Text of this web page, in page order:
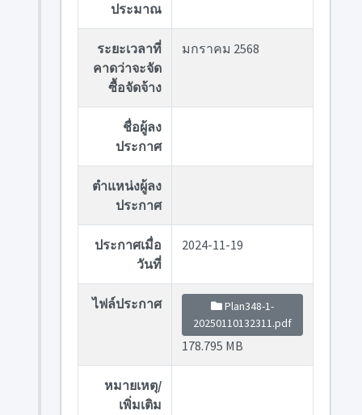
ประมาณ
ระยะเวลาที่
คาดว่าจะจัด
ซื้อจัดจ้าง
มกราคม 2568
ชื่อผู้ลง
ประกาศ
ตำแหน่งผู้ลง
ประกาศ
ประกาศเมื่อ
วันที่
2024-11-19
ไฟล์ประกาศ
Plan348-1-
20250110132311.pdf
178.795 MB
หมายเหตุ/
เพิ่มเติม